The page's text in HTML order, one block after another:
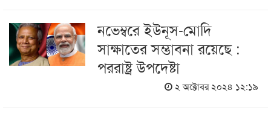
নভেম্বরে ইউনূস-মোদি
সাক্ষাতের সম্ভাবনা রয়েছে :
পররাষ্ট্র উপদেষ্টা
২ অক্টোবর ২০২৪ ১২:১৯